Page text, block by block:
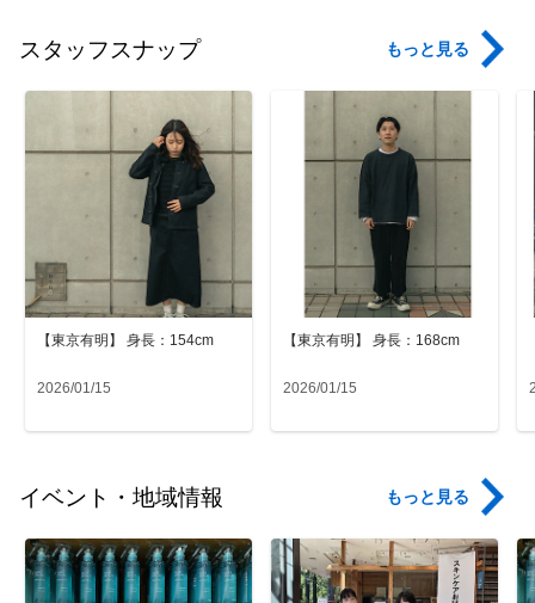
スタッフスナップ もっと見る
【東京有明】 身長：154cm
2026/01/15
【東京有明】 身長：168cm
2026/01/15
イベント・地域情報 もっと見る